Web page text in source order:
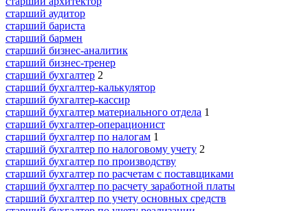
старший аудитор
старший бариста
старший бармен
старший бизнес-аналитик
старший бизнес-тренер
старший бухгалтер 2
старший бухгалтер-калькулятор
старший бухгалтер-кассир
старший бухгалтер материального отдела 1
старший бухгалтер-операционист
старший бухгалтер по налогам 1
старший бухгалтер по налоговому учету 2
старший бухгалтер по производству
старший бухгалтер по расчетам с поставщиками
старший бухгалтер по расчету заработной платы
старший бухгалтер по учету основных средств